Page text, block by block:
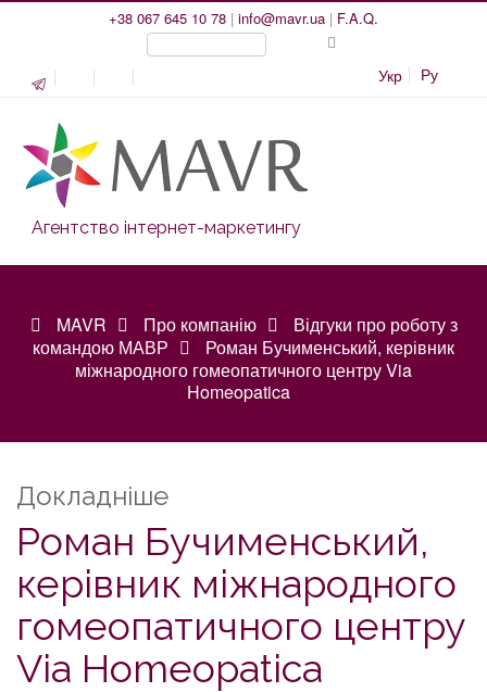
+38 067 645 10 78 | info@mavr.ua | F.A.Q.
Укр Ру
Агентство інтернет-маркетингу
MAVR Про компанію
Відгуки про роботу з
командою МАВР
Роман Бучименський, керівник
міжнародного гомеопатичного центру Via
Homeopatica
Докладніше
Роман Бучименський,
керівник міжнародного
гомеопатичного центру
Via Homeopatica